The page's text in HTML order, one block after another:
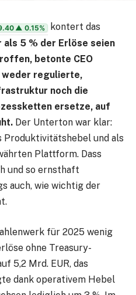
▲ 0.15%
kontert das
als 5 % der Erlöse seien
betonte CEO
weder regulierte,
noch die
ersetze, auf
Der Unterton war klar:
Produktivitätshebel und als
Plattform. Dass
und so ernsthaft
auch, wie wichtig der
für 2025 wenig
ohne Treasury-
5,2 Mrd. EUR, das
dank operativem Hebel